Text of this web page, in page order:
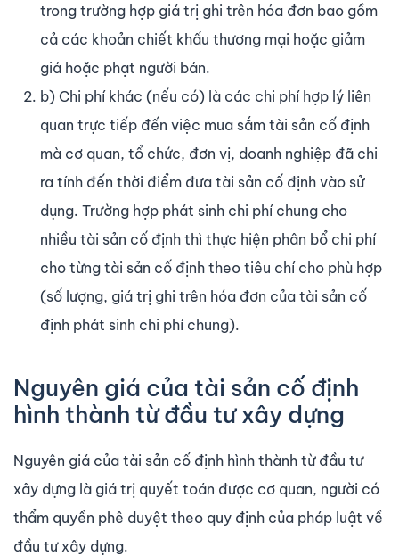
trong trường hợp giá trị ghi trên hóa đơn bao gồm
cả các khoản chiết khấu thương mại hoặc giảm
giá hoặc phạt người bán.
b) Chi phí khác (nếu có) là các chi phí hợp lý liên
quan trực tiếp đến việc mua sắm tài sản cố định
mà cơ quan, tổ chức, đơn vị, doanh nghiệp đã chi
ra tính đến thời điểm đưa tài sản cố định vào sử
dụng. Trường hợp phát sinh chi phí chung cho
nhiều tài sản cố định thì thực hiện phân bổ chi phí
cho từng tài sản cố định theo tiêu chí cho phù hợp
(số lượng, giá trị ghi trên hóa đơn của tài sản cố
định phát sinh chi phí chung).
Nguyên giá của tài sản cố định
hình thành từ đầu tư xây dựng
Nguyên giá của tài sản cố định hình thành từ đầu tư
xây dựng là giá trị quyết toán được cơ quan, người có
thẩm quyền phê duyệt theo quy định của pháp luật về
đầu tư xây dựng.